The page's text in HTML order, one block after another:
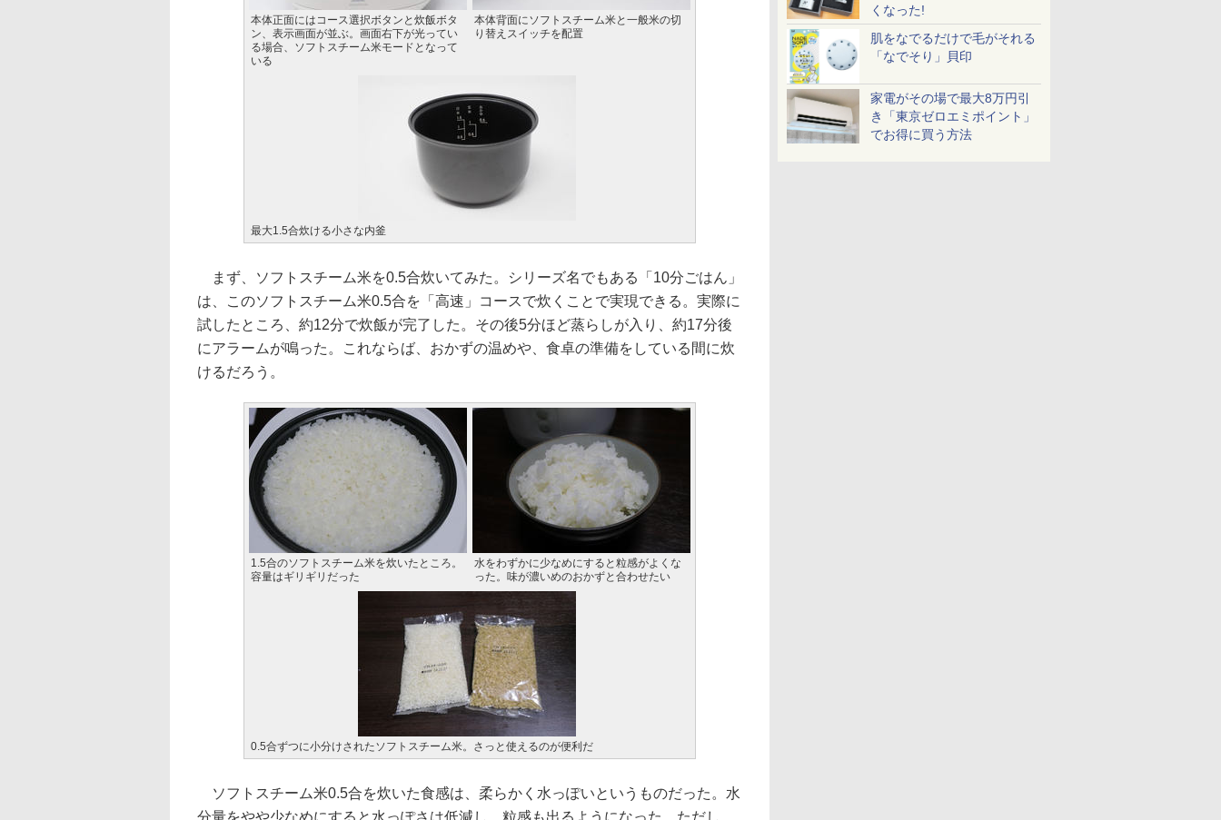
くなった!
肌をなでるだけで毛がそれる
「なでそり」貝印
家電がその場で最大8万円引
き「東京ゼロエミポイント」
でお得に買う方法
本体正面にはコース選択ボタンと炊飯ボタ
ン、表示画面が並ぶ。画面右下が光ってい
る場合、ソフトスチーム米モードとなって
いる
本体背面にソフトスチーム米と一般米の切
り替えスイッチを配置
最大1.5合炊ける小さな内釜
まず、ソフトスチーム米を0.5合炊いてみた。シリーズ名でもある「10分ごはん」
は、このソフトスチーム米0.5合を「高速」コースで炊くことで実現できる。実際に
試したところ、約12分で炊飯が完了した。その後5分ほど蒸らしが入り、約17分後
にアラームが鳴った。これならば、おかずの温めや、食卓の準備をしている間に炊
けるだろう。
1.5合のソフトスチーム米を炊いたところ。
容量はギリギリだった
水をわずかに少なめにすると粒感がよくな
った。味が濃いめのおかずと合わせたい
0.5合ずつに小分けされたソフトスチーム米。さっと使えるのが便利だ
ソフトスチーム米0.5合を炊いた食感は、柔らかく水っぽいというものだった。水
分量をやや少なめにすると水っぽさは低減し、粒感も出るようになった。ただし、